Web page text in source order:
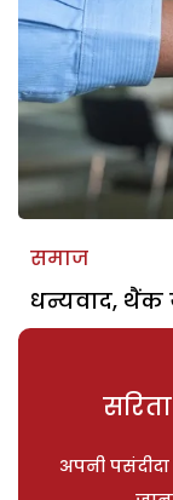
समाज
धन्यवाद, थैंक
अपनी